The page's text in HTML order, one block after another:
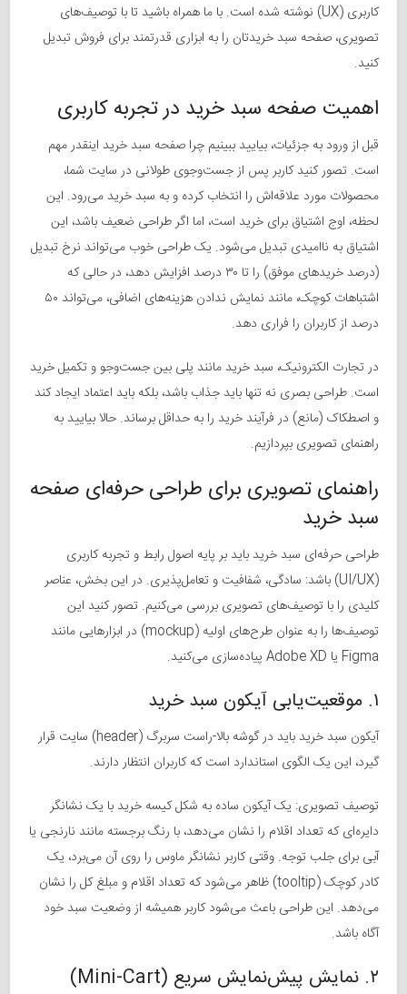
کاربری (UX) نوشته شده است. با ما همراه باشید تا با توصیف‌های
تصویری، صفحه سبد خریدتان را به ابزاری قدرتمند برای فروش تبدیل
کنید.
اهمیت صفحه سبد خرید در تجربه کاربری
قبل از ورود به جزئیات، بیایید ببینیم چرا صفحه سبد خرید اینقدر مهم
است. تصور کنید کاربر پس از جست‌وجوی طولانی در سایت شما،
محصولات مورد علاقه‌اش را انتخاب کرده و به سبد خرید می‌رود. این
لحظه، اوج اشتیاق برای خرید است، اما اگر طراحی ضعیف باشد، این
اشتیاق به ناامیدی تبدیل می‌شود. یک طراحی خوب می‌تواند نرخ تبدیل
(درصد خریدهای موفق) را تا ۳۰ درصد افزایش دهد، در حالی که
اشتباهات کوچک، مانند نمایش ندادن هزینه‌های اضافی، می‌تواند ۵۰
درصد از کاربران را فراری دهد.
در تجارت الکترونیک، سبد خرید مانند پلی بین جست‌وجو و تکمیل خرید
است. طراحی بصری نه تنها باید جذاب باشد، بلکه باید اعتماد ایجاد کند
و اصطکاک (مانع) در فرآیند خرید را به حداقل برساند. حالا بیایید به
راهنمای تصویری بپردازیم.
راهنمای تصویری برای طراحی حرفه‌ای صفحه
سبد خرید
طراحی حرفه‌ای سبد خرید باید بر پایه اصول رابط و تجربه کاربری
(UI/UX) باشد: سادگی، شفافیت و تعامل‌پذیری. در این بخش، عناصر
کلیدی را با توصیف‌های تصویری بررسی می‌کنیم. تصور کنید این
توصیف‌ها را به عنوان طرح‌های اولیه (mockup) در ابزارهایی مانند
Figma یا Adobe XD پیاده‌سازی می‌کنید.
۱. موقعیت‌یابی آیکون سبد خرید
آیکون سبد خرید باید در گوشه بالا-راست سربرگ (header) سایت قرار
گیرد، این یک الگوی استاندارد است که کاربران انتظار دارند.
توصیف تصویری: یک آیکون ساده به شکل کیسه خرید با یک نشانگر
دایره‌ای که تعداد اقلام را نشان می‌دهد، با رنگ برجسته مانند نارنجی یا
آبی برای جلب توجه. وقتی کاربر نشانگر ماوس را روی آن می‌برد، یک
کادر کوچک (tooltip) ظاهر می‌شود که تعداد اقلام و مبلغ کل را نشان
می‌دهد. این طراحی باعث می‌شود کاربر همیشه از وضعیت سبد خود
آگاه باشد.
۲. نمایش پیش‌نمایش سریع (Mini-Cart)